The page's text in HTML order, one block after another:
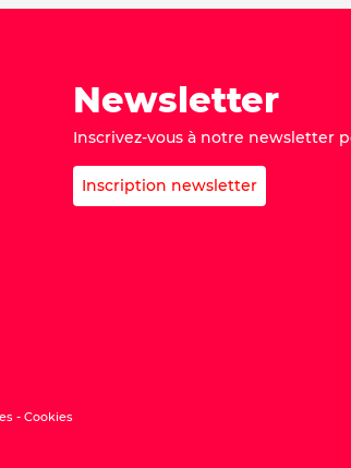
Newsletter
Inscrivez-vous à notre newsletter
Inscription newsletter
Cookies